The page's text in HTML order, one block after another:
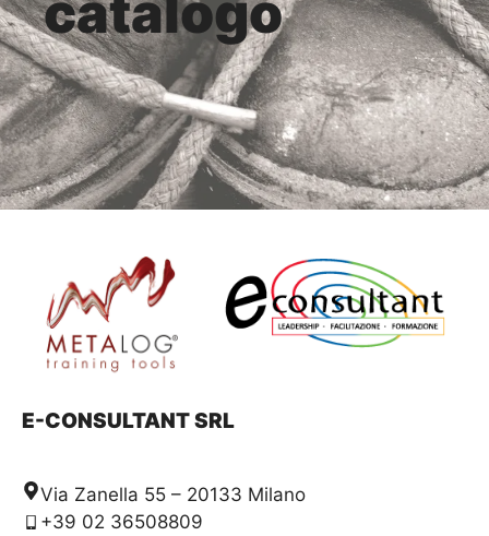
catalogo
E-CONSULTANT SRL
Via Zanella 55 – 20133 Milano
+39 02 36508809